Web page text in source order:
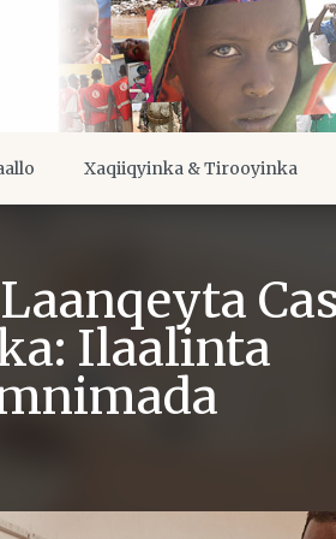
Xaqiiqyinka & Tirooyinka
Ilaalinta